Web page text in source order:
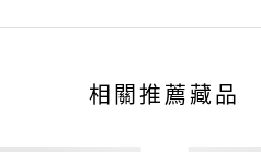
相關推薦藏品